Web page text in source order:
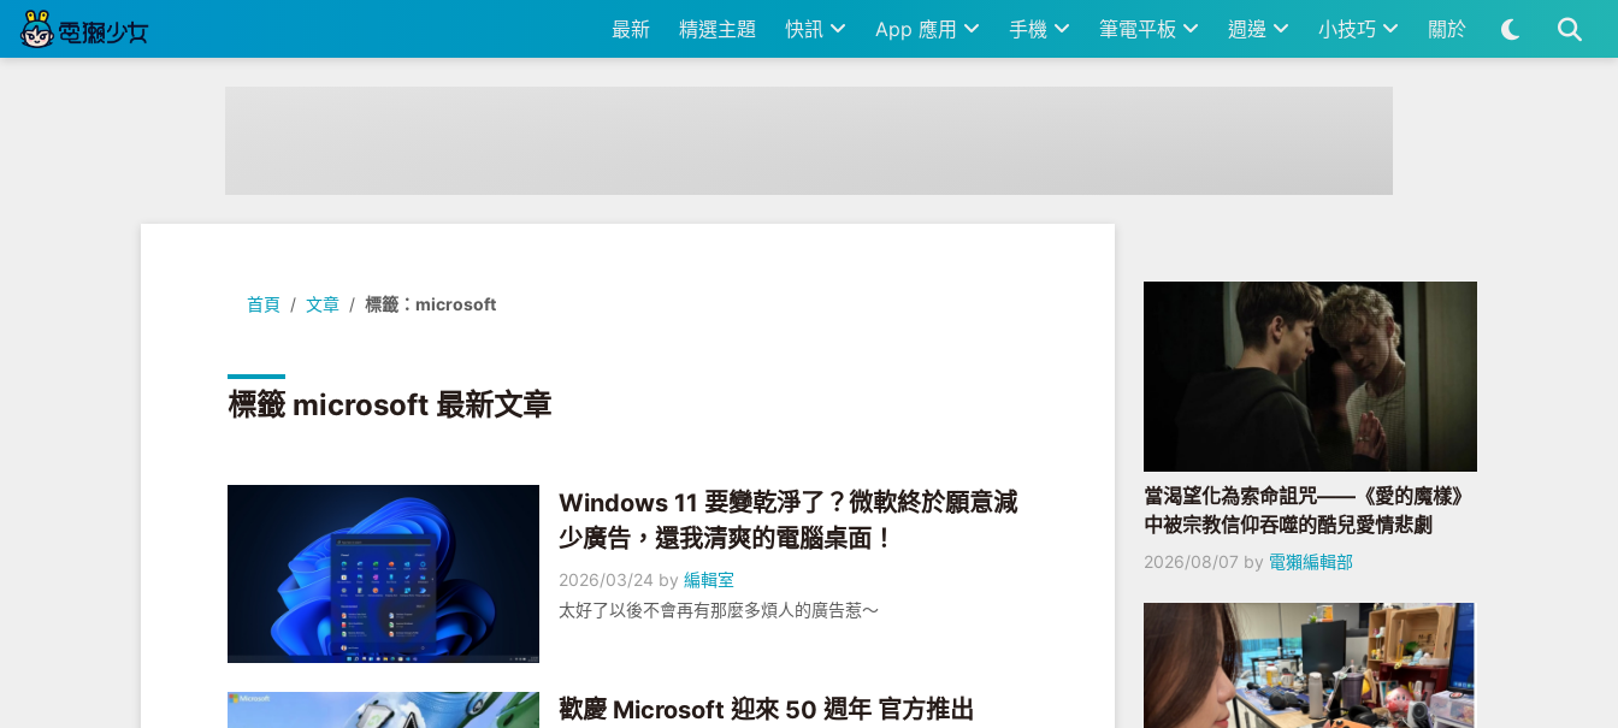
最新 精選主題 快訊 App 應用 手機 筆電平板 週邊 小技巧 關於
首頁 文章 標籤：microsoft
標籤 microsoft 最新文章
Windows 11 要變乾淨了？微軟終於願意減
少廣告，還我清爽的電腦桌面！
2026/03/24 by編輯室
太好了以後不會再有那麼多煩人的廣告惹～
歡慶 Microsoft 迎來 50 週年 官方推出
當渴望化為索命詛咒——《愛的魔樣》
中被宗教信仰吞噬的酷兒愛情悲劇
2026/08/07 by 電獺編輯部